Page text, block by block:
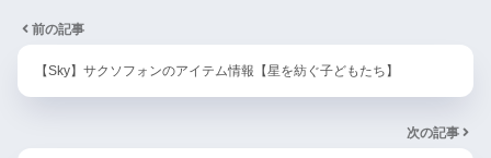
前の記事
【Sky】サクソフォンのアイテム情報【星を紡ぐ子どもたち】
次の記事